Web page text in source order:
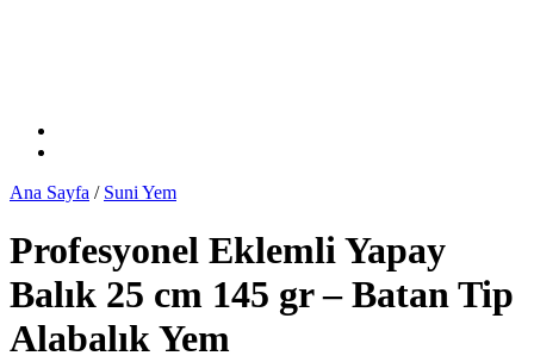
Ana Sayfa / Suni Yem
Profesyonel Eklemli Yapay
Balık 25 cm 145 gr – Batan Tip
Alabalık Yem